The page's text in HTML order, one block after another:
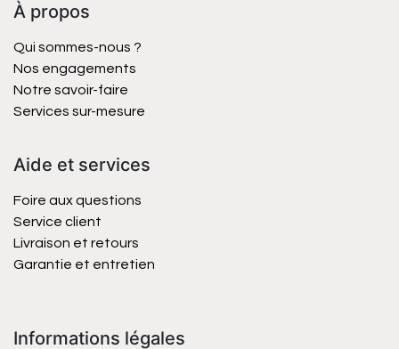
À propos
Qui sommes-nous ?
Nos engagements
Notre savoir-faire
Services sur-mesure
Aide et services
Foire aux questions
Service client
Livraison et retours
Garantie et entretien
Informations légales